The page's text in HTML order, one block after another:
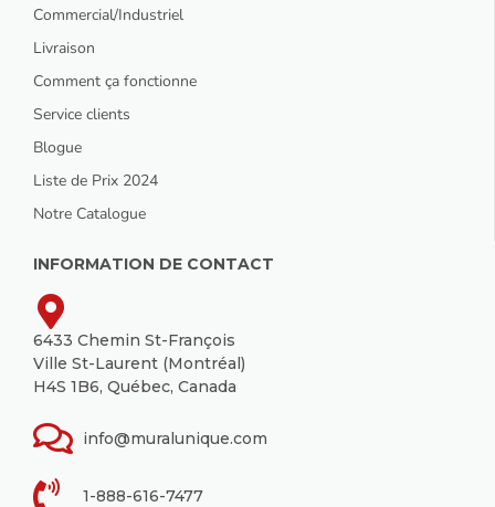
Commercial/Industriel
Livraison
Comment ça fonctionne
Service clients
Blogue
Liste de Prix 2024
Notre Catalogue
INFORMATION DE CONTACT
6433 Chemin St-François
Ville St-Laurent (Montréal)
H4S 1B6, Québec, Canada
info@muralunique.com
1-888-616-7477